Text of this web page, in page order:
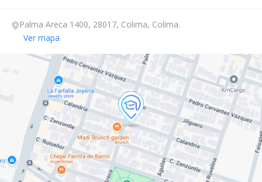
Palma Areca 1400, 28017, Colima, Colima.
Ver mapa